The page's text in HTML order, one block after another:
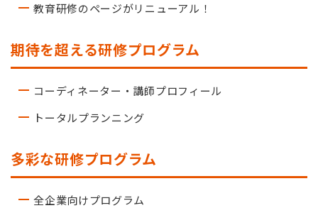
教育研修のページがリニューアル！
期待を超える研修プログラム
コーディネーター・講師プロフィール
トータルプランニング
多彩な研修プログラム
全企業向けプログラム